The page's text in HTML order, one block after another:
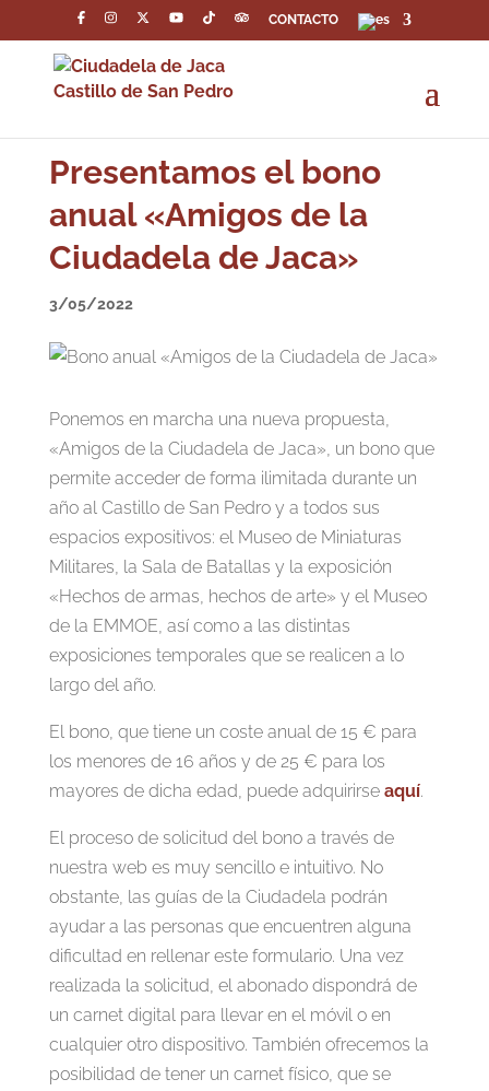
CONTACTO
Presentamos el bono
anual «Amigos de la
Ciudadela de Jaca»
3/05/2022
Ponemos en marcha una nueva propuesta,
«Amigos de la Ciudadela de Jaca», un bono que
permite acceder de forma ilimitada durante un
año al Castillo de San Pedro y a todos sus
espacios expositivos: el Museo de Miniaturas
Militares, la Sala de Batallas y la exposición
«Hechos de armas, hechos de arte» y el Museo
de la EMMOE, así como a las distintas
exposiciones temporales que se realicen a lo
largo del año.
El bono, que tiene un coste anual de 15 € para
los menores de 16 años y de 25 € para los
mayores de dicha edad, puede adquirirse aquí.
El proceso de solicitud del bono a través de
nuestra web es muy sencillo e intuitivo. No
obstante, las guías de la Ciudadela podrán
ayudar a las personas que encuentren alguna
dificultad en rellenar este formulario. Una vez
realizada la solicitud, el abonado dispondrá de
un carnet digital para llevar en el móvil o en
cualquier otro dispositivo. También ofrecemos la
posibilidad de tener un carnet físico, que se